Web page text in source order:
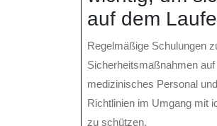
auf dem
Regelmäßige Schulungen
Sicherheitsmaßnahmen
medizinisches Personal
Richtlinien im Umgang mit
zu schützen.